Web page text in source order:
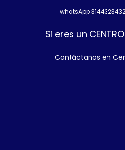
whatsApp 3144323432
Si eres un CENTRO
Contáctanos en